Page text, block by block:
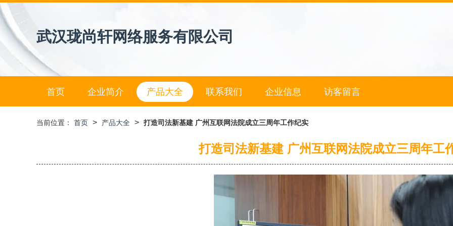
武汉珑尚轩网络服务有限公司
首页 企业简介 产品大全 联系我们 企业信息 访客留言
当前位置： 首页 > 产品大全 > 打造司法新基建 广州互联网法院成立三周年工作纪实
打造司法新基建 广州互联网法院成立三周年工